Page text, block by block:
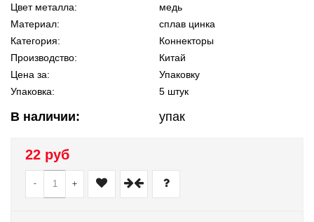
Цвет металла:
медь
Материал:
сплав цинка
Категория:
Коннекторы
Производство:
Китай
Цена за:
Упаковку
Упаковка:
5 штук
В наличии: упак
22 руб
- +